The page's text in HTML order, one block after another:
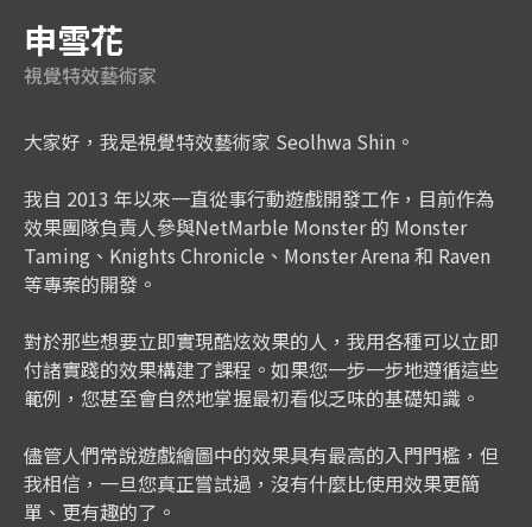
申雪花
視覺特效藝術家
大家好，我是視覺特效藝術家 Seolhwa Shin。
我自 2013 年以來一直從事行動遊戲開發工作，目前作為
效果團隊負責人參與NetMarble Monster 的 Monster
Taming、Knights Chronicle、Monster Arena 和 Raven
等專案的開發。
對於那些想要立即實現酷炫效果的人，我用各種可以立即
付諸實踐的效果構建了課程。如果您一步一步地遵循這些
範例，您甚至會自然地掌握最初看似乏味的基礎知識。
儘管人們常說遊戲繪圖中的效果具有最高的入門門檻，但
我相信，一旦您真正嘗試過，沒有什麼比使用效果更簡
單、更有趣的了。